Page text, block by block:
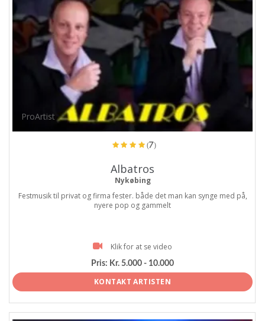
ProArtist
(7)
Albatros
Nykøbing
Festmusik til privat og firma fester. både det man kan synge med på,
nyere pop og gammelt
Klik for at se video
Pris: Kr. 5.000 - 10.000
KONTAKT ARTISTEN